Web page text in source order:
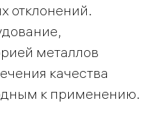
отклонений.
металлов
качества
к применению.